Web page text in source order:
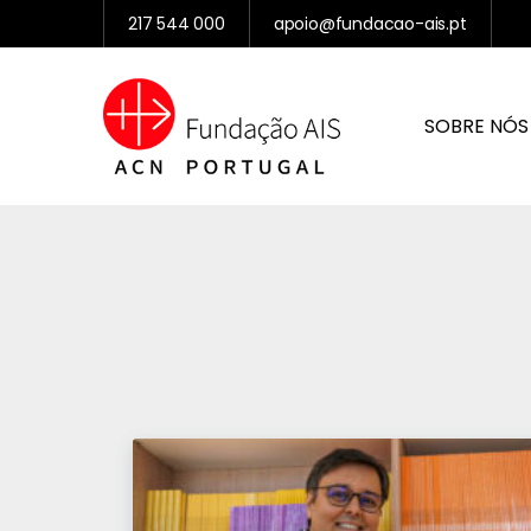
217 544 000 apoio@fundacao-ais.pt
SOBRE NÓS